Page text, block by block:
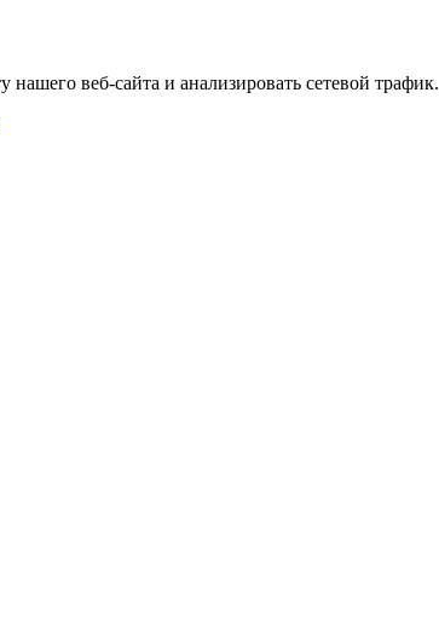
веб-сайта и анализировать сетевой трафик.